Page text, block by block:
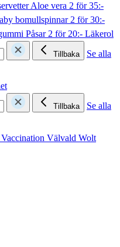
Aloe vera 2 för 35:-
bomullspinnar2 för 30:-
Påsar2 för 20:- Läkerol
Tillbaka
Se alla
Tillbaka
Se alla
Vaccination Välvald Wolt